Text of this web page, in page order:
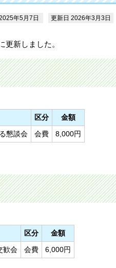
年5月7日 更新日 2026年3月3日
更新しました。
区分
金額
懇談会 会費 8,000円
区分
金額
歓会 会費 6,000円